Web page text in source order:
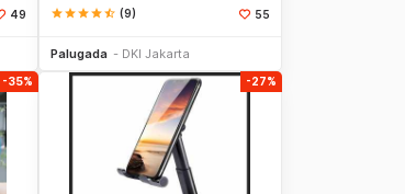
49
starstarstarstarstar_half (9) 55
Palugada DKI Jakarta
-35% -27%